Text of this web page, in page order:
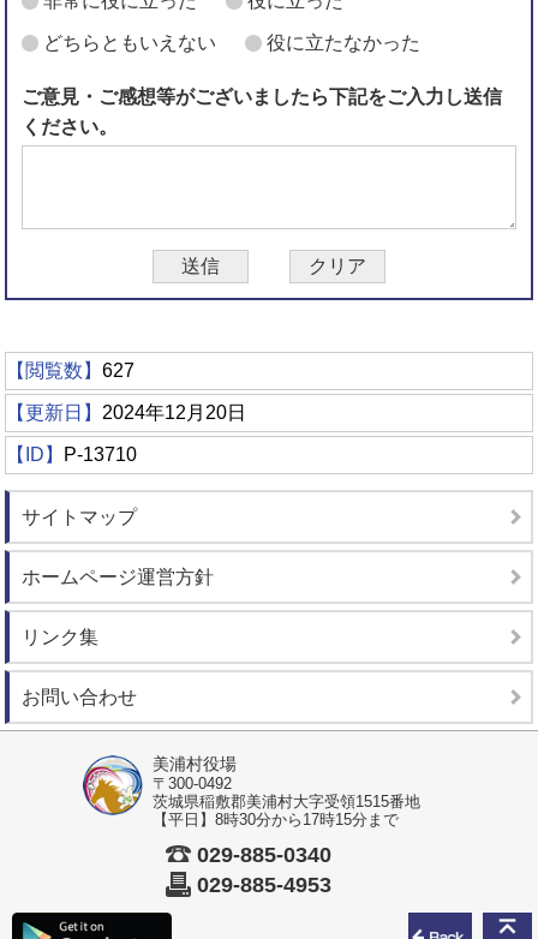
どちらともいえない 役に立たなかった
ご意見・ご感想等がございましたら下記をご入力し送信
ください。
前の
【閲覧数】627
【更新日】 2024年12月20日
【ID】 P-13710
サイトマップ
ホームページ運営方針
リンク集
お問い合わせ
美浦村役場
〒300-0492
茨城県稲敷郡美浦村大字受領1515番地
【平日】8時30分から17時15分まで
029-885-0340
029-885-4953